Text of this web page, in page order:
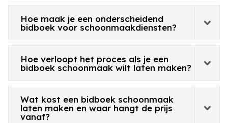
Hoe maak je een onderscheidend
bidboek voor schoonmaakdiensten?
Hoe verloopt het proces als je een
bidboek schoonmaak wilt laten maken?
Wat kost een bidboek schoonmaak
laten maken en waar hangt de prijs
vanaf?